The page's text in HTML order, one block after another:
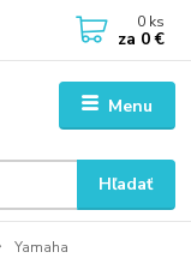
Menu
Hľadať
0 ks
za 0 €
Yamaha